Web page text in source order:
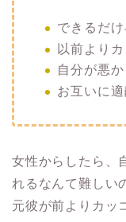
できるだ
以前より
自分が悪
お互いに
女性からしたら、
れるなんて難しい
元彼が前よりカッ